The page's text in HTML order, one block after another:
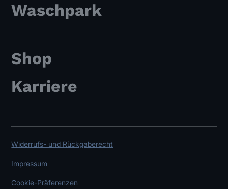
Waschpark
Shop
Karriere
Widerrufs- und Rückgaberecht
Impressum
Cookie-Präferenzen